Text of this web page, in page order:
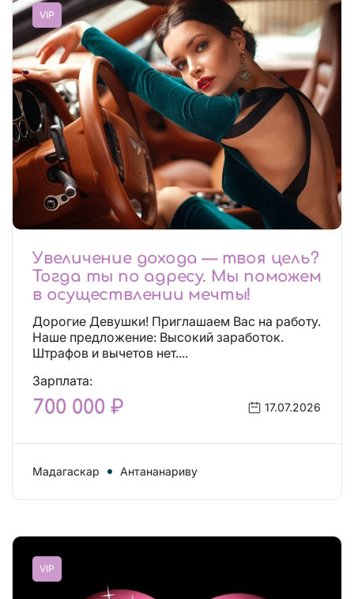
VIP
Увеличение дохода — твоя цель?
Тогда ты по адресу. Мы поможем
в осуществлении мечты!
Дорогие Девушки! Приглашаем Вас на работу.
Наше предложение: Высокий заработок.
Штрафов и вычетов нет....
Зарплата:
700 000 ₽ 17.07.2026
Мадагаскар Антананариву
VIP